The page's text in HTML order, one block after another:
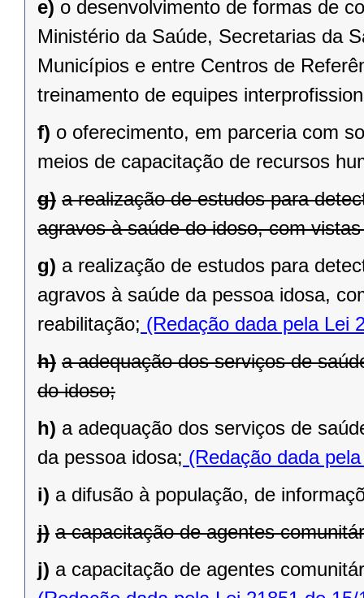
e) o desenvolvimento de formas de
Ministério da Saúde, Secretarias da
Municípios e entre Centros de
treinamento de equipes
f) o oferecimento, em parceria com
meios de capacitação de recursos
g) a realização de estudos para
agravos à saúde do idoso, com
g) a realização de estudos para
agravos à saúde da pessoa idosa,
reabilitação; (Redação dada pela Lei
h) a adequação dos serviços de
do idoso;
h) a adequação dos serviços de
da pessoa idosa; (Redação dada
i) a difusão à população, de
j) a capacitação de agentes
j) a capacitação de agentes